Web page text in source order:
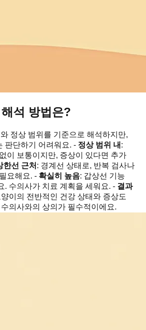
석 방법은?
정상 범위를 기준으로 해석하지만,
판단하기 어려워요. - 정상 범위 내 :
이 보통이지만, 증상이 있다면 추가
한선 근처 : 경계선 상태로, 반복 검사나
요해요. - 확실히 높음: 갑상선 기능
. 수의사가 치료 계획을 세워요. - 결과
이의 전반적인 건강 상태와 증상도
의사와의 상의가 필수적이에요.